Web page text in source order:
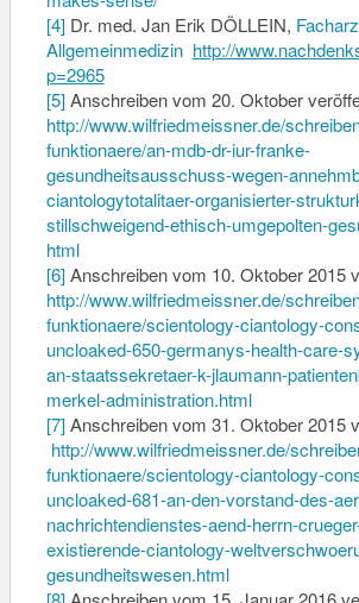
[4]Dr. med. Jan Erik DÖLLEIN,
Allgemeinmedizin http://
p=2965
[5]Anschreiben vom 20. Oktober
http://www.wilfriedmeissner.de/
funktionaere/an-mdb-dr-iur-franke-
gesundheitsausschuss-wegen-
ciantologytotalitaer-organisierter-
stillschweigend-ethisch-umgepolten-
html
[6]Anschreiben vom 10. Oktober 2015
http://www.wilfriedmeissner.de/
funktionaere/scientology-ciantology-
uncloaked-650-germanys-health-care-
an-staatssekretaer-k-jlaumann-
merkel-administration.html
[7]Anschreiben vom 31. Oktober 2015
http://www.wilfriedmeissner.de/
funktionaere/scientology-ciantology-
uncloaked-681-an-den-vorstand-des-
nachrichtendienstes-aend-herrn-
existierende-ciantology-
gesundheitswesen.html